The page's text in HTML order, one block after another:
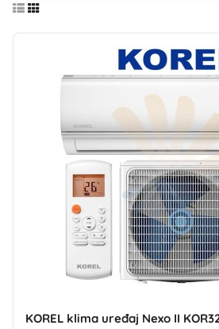
KOREL klima uređaj Nexo II